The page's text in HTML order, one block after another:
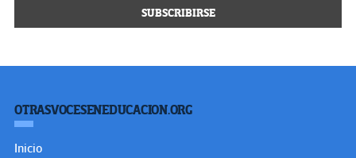
OTRASVOCESENEDUCACION.ORG
Inicio